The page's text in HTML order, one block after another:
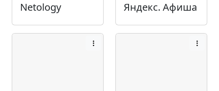
Netology Яндекс. Афиша